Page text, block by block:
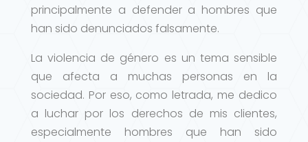
principalmente a defender a hombres que
han sido denunciados falsamente.
La violencia de género es un tema sensible
que afecta a muchas personas en la
sociedad. Por eso, como letrada, me dedico
a luchar por los derechos de mis clientes,
especialmente hombres que han sido